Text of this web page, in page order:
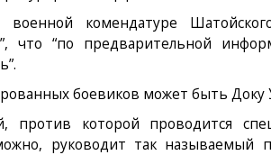
военной комендатуре
что “по предварительной
боевиков может быть Доку
против которой проводится
руководит так называемый